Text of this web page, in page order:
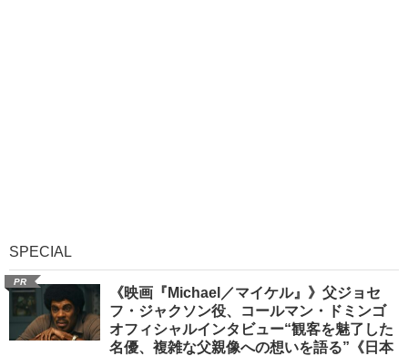
SPECIAL
PR
《映画『Michael／マイケル』》父ジョセ
フ・ジャクソン役、コールマン・ドミンゴ
オフィシャルインタビュー“観客を魅了した
名優、複雑な父親像への想いを語る”《日本